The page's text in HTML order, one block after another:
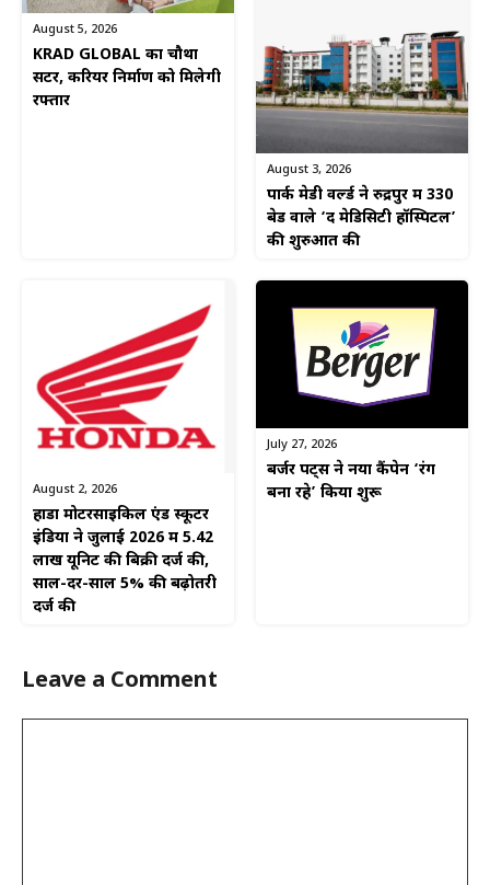
August 5, 2026
KRAD GLOBAL का चौथा
सेंटर, करियर निर्माण को मिलेगी
रफ्तार
August 3, 2026
पार्क मेडी वर्ल्ड ने रुद्रपुर में 330
बेड वाले ‘द मेडिसिटी हॉस्पिटल’
की शुरुआत की
August 2, 2026
होंडा मोटरसाइकिल एंड स्कूटर
इंडिया ने जुलाई 2026 में 5.42
लाख यूनिट की बिक्री दर्ज की,
साल-दर-साल 5% की बढ़ोतरी
दर्ज की
July 27, 2026
बर्जर पेंट्स ने नया कैंपेन ‘रंग
बना रहे’ किया शुरू
Leave a Comment